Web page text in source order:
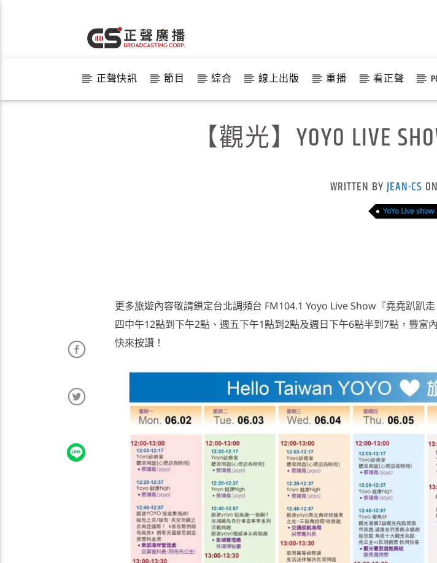
正聲快訊 節目 綜合 線上出版 重播 看正聲
【觀光】YOYO LIVE
WRITTEN BY JEAN-CS
YoYo Live show
更多旅遊內容敬請鎖定台北調頻台 FM104.1 Yoyo Live Show『堯堯趴趴
四中午12點到下午2點、週五下午1點到2點及週日下午6點半到7點，豐富
快來按讚！